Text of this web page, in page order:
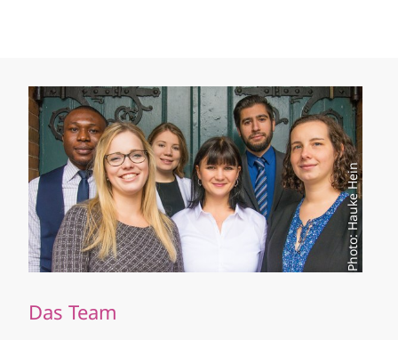
Photo: Hauke Hein
Das Team